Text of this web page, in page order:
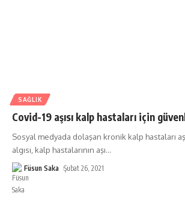
SAĞLIK
Covid-19 aşısı kalp hastaları için
Sosyal medyada dolaşan kronik kalp hastaları
algısı, kalp hastalarının aşı…
Füsun Saka Şubat 26, 2021